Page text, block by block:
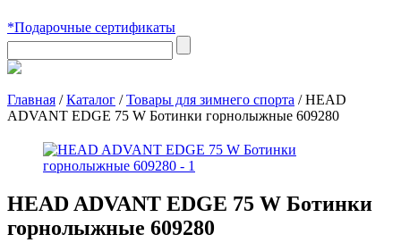
*Подарочные сертификаты
Главная /Каталог /Товары для зимнего спорта /HEAD
ADVANT EDGE 75 W Ботинки горнолыжные 609280
HEAD ADVANT EDGE 75 W Ботинки
горнолыжные 609280